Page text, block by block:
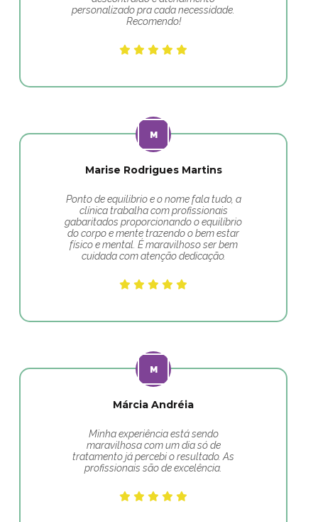
personalizado pra cada necessidade.
Recomendo!
Marise Rodrigues Martins
Ponto de equilibrio e o nome fala tudo, a
clínica trabalha com profissionais
gabaritados proporcionando o equilíbrio
do corpo e mente trazendo o bem estar
físico e mental. É maravilhoso ser bem
cuidada com atenção dedicação.
Márcia Andréia
Minha experiência está sendo
maravilhosa com um dia só de
tratamento já percebi o resultado. As
profissionais são de excelência.